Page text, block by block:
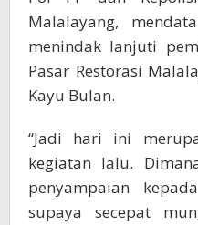
Malalayang,
menindak lanjuti
Pasar Restorasi
Kayu Bulan.
“Jadi hari ini
kegiatan lalu.
penyampaian
supaya secepat